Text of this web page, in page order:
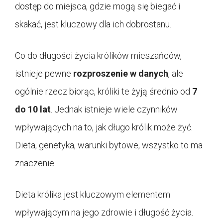
dostęp do miejsca, gdzie mogą się biegać i
skakać, jest kluczowy dla ich dobrostanu.
Co do długości życia królików mieszańców,
istnieje pewne rozproszenie w danych, ale
ogólnie rzecz biorąc, króliki te żyją średnio od 7
do 10 lat . Jednak istnieje wiele czynników
wpływających na to, jak długo królik może żyć.
Dieta, genetyka, warunki bytowe, wszystko to ma
znaczenie.
Dieta królika jest kluczowym elementem
wpływającym na jego zdrowie i długość życia.